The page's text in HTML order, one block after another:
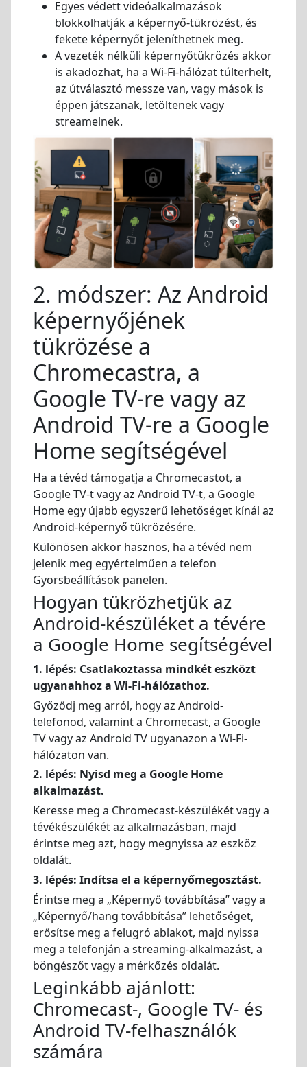
Egyes védett videóalkalmazások
blokkolhatják a képernyő-tükrözést, és
fekete képernyőt jeleníthetnek meg.
A vezeték nélküli képernyőtükrözés akkor
is akadozhat, ha a Wi-Fi-hálózat túlterhelt,
az útválasztó messze van, vagy mások is
éppen játszanak, letöltenek vagy
streamelnek.
2. módszer: Az Android
képernyőjének
tükrözése a
Chromecastra, a
Google TV-re vagy az
Android TV-re a Google
Home segítségével
Ha a tévéd támogatja a Chromecastot, a
Google TV-t vagy az Android TV-t, a Google
Home egy újabb egyszerű lehetőséget kínál az
Android-képernyő tükrözésére.
Különösen akkor hasznos, ha a tévéd nem
jelenik meg egyértelműen a telefon
Gyorsbeállítások panelen.
Hogyan tükrözhetjük az
Android-készüléket a tévére
a Google Home segítségével
1. lépés: Csatlakoztassa mindkét eszközt
ugyanahhoz a Wi-Fi-hálózathoz.
Győződj meg arról, hogy az Android-
telefonod, valamint a Chromecast, a Google
TV vagy az Android TV ugyanazon a Wi-Fi-
hálózaton van.
2. lépés: Nyisd meg a Google Home
alkalmazást.
Keresse meg a Chromecast-készülékét vagy a
tévékészülékét az alkalmazásban, majd
érintse meg azt, hogy megnyissa az eszköz
oldalát.
3. lépés: Indítsa el a képernyőmegosztást.
Érintse meg a „Képernyő továbbítása” vagy a
„Képernyő/hang továbbítása” lehetőséget,
erősítse meg a felugró ablakot, majd nyissa
meg a telefonján a streaming-alkalmazást, a
böngészőt vagy a mérkőzés oldalát.
Leginkább ajánlott:
Chromecast-, Google TV- és
Android TV-felhasználók
számára